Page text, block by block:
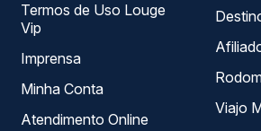
Termos de Uso Louge
Vip
Imprensa
Minha Conta
Atendimento Online
Viajo